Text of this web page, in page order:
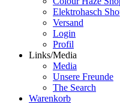
Elektrohasch
Versand
Login
Profil
Links/Media
Media
Unsere Freunde
The Search
Warenkorb